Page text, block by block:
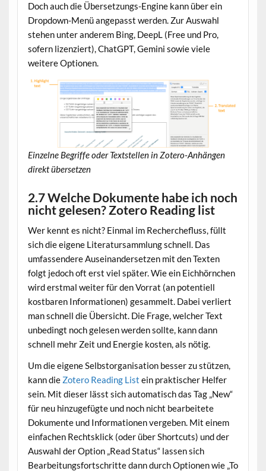
Doch auch die Übersetzungs-Engine kann über ein
Dropdown-Menü angepasst werden. Zur Auswahl
stehen unter anderem Bing, DeepL (Free und Pro,
sofern lizenziert), ChatGPT, Gemini sowie viele
weitere Optionen.
Einzelne Begriffe oder Textstellen in Zotero-Anhängen
direkt übersetzen
2.7 Welche Dokumente habe ich noch
nicht gelesen? Zotero Reading list
Wer kennt es nicht? Einmal im Recherchefluss, füllt
sich die eigene Literatursammlung schnell. Das
umfassendere Auseinandersetzen mit den Texten
folgt jedoch oft erst viel später. Wie ein Eichhörnchen
wird erstmal weiter für den Vorrat (an potentiell
kostbaren Informationen) gesammelt. Dabei verliert
man schnell die Übersicht. Die Frage, welcher Text
unbedingt noch gelesen werden sollte, kann dann
schnell mehr Zeit und Energie kosten, als nötig.
Um die eigene Selbstorganisation besser zu stützen,
kann die Zotero Reading List ein praktischer Helfer
sein. Mit dieser lässt sich automatisch das Tag „New“
für neu hinzugefügte und noch nicht bearbeitete
Dokumente und Informationen vergeben. Mit einem
einfachen Rechtsklick (oder über Shortcuts) und der
Auswahl der Option „Read Status“ lassen sich
Bearbeitungsfortschritte dann durch Optionen wie „To